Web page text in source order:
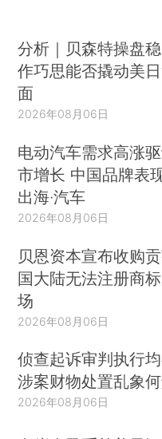
分析｜贝森特操盘
作巧思能否撬动美
面
2026年08月06日
电动汽车需求高涨
市增长 中国品牌表
出海·汽车
2026年08月06日
贝恩资本宣布收购
国大陆无法注册商
场
2026年08月06日
侦查起诉审判执行
涉案财物处置乱象
2026年08月06日